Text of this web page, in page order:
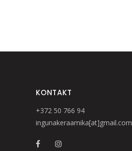
KONTAKT
+372 50 766 94
ingunakeraamika[at]gmail.com